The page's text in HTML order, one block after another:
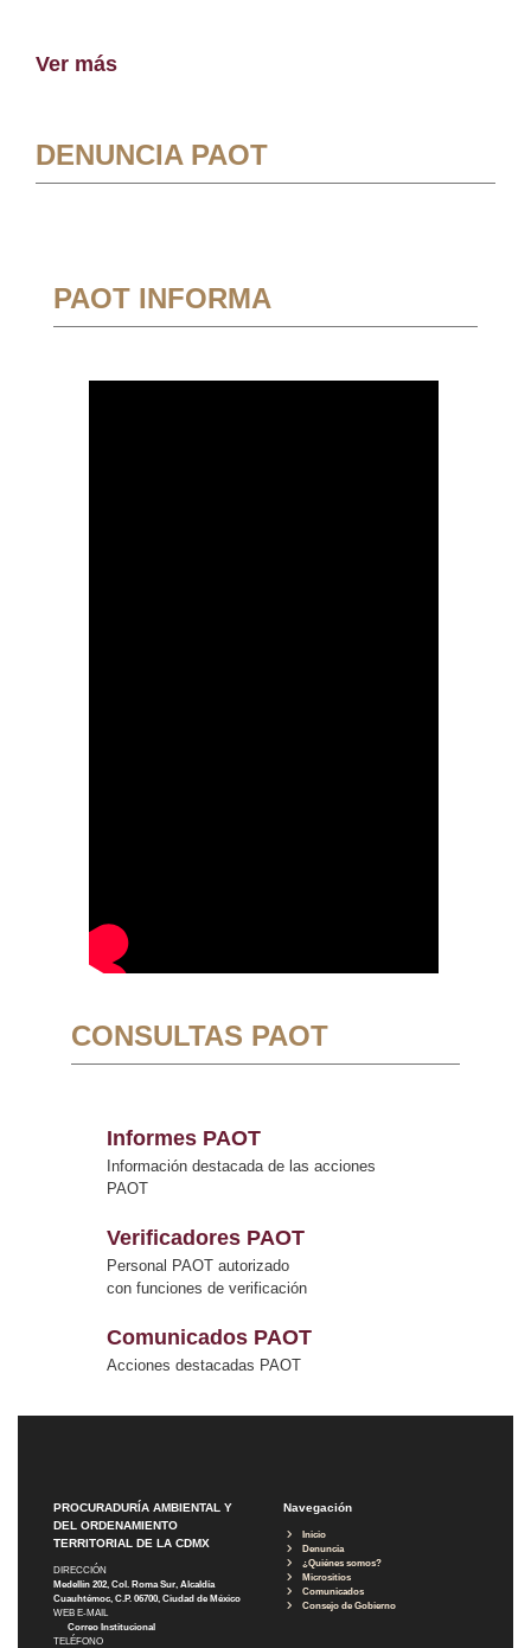
Ver más
DENUNCIA PAOT
PAOT INFORMA
CONSULTAS PAOT
Informes PAOT
Información destacada de las acciones
PAOT
Verificadores PAOT
Personal PAOT autorizado
con funciones de verificación
Comunicados PAOT
Acciones destacadas PAOT
PROCURADURÍA AMBIENTAL Y
DEL ORDENAMIENTO
TERRITORIAL DE LA CDMX
DIRECCIÓN
Medellín 202, Col. Roma Sur, Alcaldía
Cuauhtémoc, C.P. 06700, Ciudad de México
WEB E-MAIL
Correo Institucional
TELÉFONO
Navegación
Inicio
Denuncia
¿Quiénes somos?
Micrositios
Comunicados
Consejo de Gobierno